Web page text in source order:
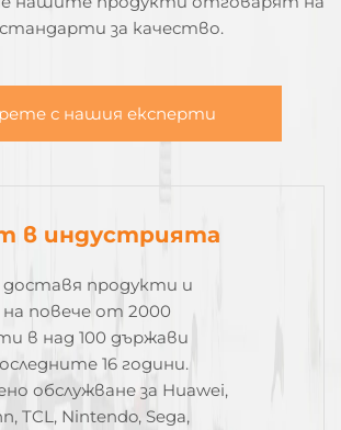
за качество.
с нашия експерти
в индустрията
доставя продукти и
на повече от 2000
в над 100 държави
16 години.
обслужване за Huawei,
TCL, Nintendo, Sega,